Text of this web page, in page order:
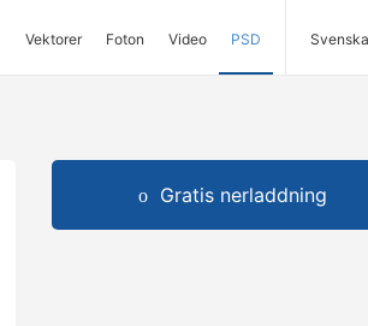
Vektorer Foton Video PSD Svenska
Gratis nerladdning